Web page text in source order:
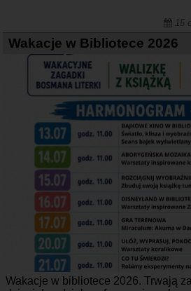
15
Wakacje w Bibliotece 2026
Wakacje w bibliotece 2026. Trwają